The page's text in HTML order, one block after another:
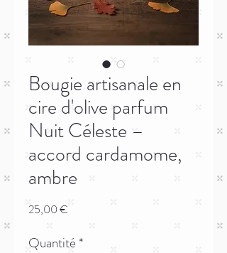
Bougie artisanale en
cire d'olive parfum
Nuit Céleste –
accord cardamome,
ambre
25,00 €
Quantité *